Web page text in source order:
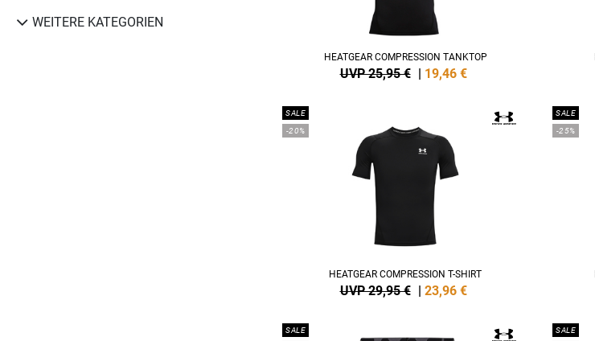
WEITERE KATEGORIEN
HEATGEAR COMPRESSION TANKTOP
UVP 25,95 € | 19,46 €
SALE
-20%
HEATGEAR COMPRESSION T-SHIRT
UVP 29,95 € | 23,96 €
SALE
-25%
SALE
SALE